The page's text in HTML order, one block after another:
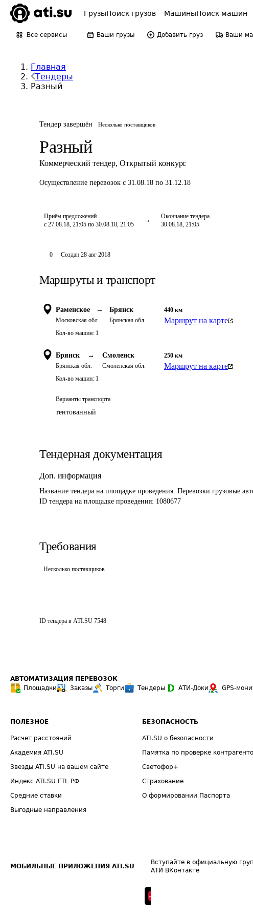
ГрузыПоиск грузов МашиныПоиск машин
Все сервисы Ваши грузы Добавить груз Ваши
Главная
Тендеры
Разный
Тендер завершён Несколько поставщиков
Разный
Коммерческий тендер, Открытый конкурс
Осуществление перевозок с 31.08.18 по 31.12.18
Приём предложений
с 27.08.18, 21:05 по 30.08.18, 21:05
Окончание тендера
30.08.18, 21:05
0 Создан 28 авг 2018
Маршруты и транспорт
Раменское →
Московская обл.
Брянск
Брянская обл.
440 км
Маршрут на карте
Кол-во машин: 1
Брянск →
Брянская обл.
Смоленск
Смоленская обл.
250 км
Маршрут на карте
Кол-во машин: 1
Варианты транспорта
тентованный
Тендерная документация
Доп. информация
Название тендера на площадке проведения: Перевозки грузовые
ID тендера на площадке проведения: 1080677
Требования
Несколько поставщиков
ID тендера в ATI.SU 7548
АВТОМАТИЗАЦИЯ ПЕРЕВОЗОК
Площадки
Заказы Торги Тендеры АТИ-Доки GPS-
ПОЛЕЗНОЕ
Расчет расстояний
Академия ATI.SU
Звезды ATI.SU на вашем сайте
Индекс ATI.SU FTL РФ
Средние ставки
Выгодные направления
БЕЗОПАСНОСТЬ
ATI.SU о безопасности
Памятка по проверке
Светофор+
Страхование
О формировании Паспорта
МОБИЛЬНЫЕ ПРИЛОЖЕНИЯ ATI.SU
Вступайте в официальную
АТИ ВКонтакте